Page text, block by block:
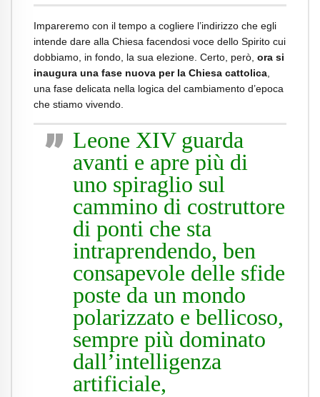
Impareremo con il tempo a cogliere l’indirizzo che egli
intende dare alla Chiesa facendosi voce dello Spirito cui
dobbiamo, in fondo, la sua elezione. Certo, però, ora si
inaugura una fase nuova per la Chiesa cattolica
una fase delicata nella logica del cambiamento d’epoca
che stiamo vivendo.
Leone XIV guarda
avanti e apre più di
uno spiraglio sul
cammino di costruttore
di ponti che sta
intraprendendo, ben
consapevole delle sfide
poste da un mondo
polarizzato e bellicoso,
sempre più dominato
dall’intelligenza
artificiale,